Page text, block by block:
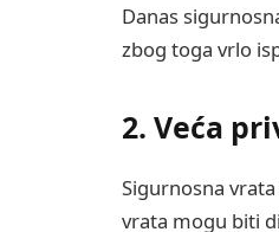
Danas
zbog toga vrlo
2. Veća
Sigurnosna
vrata mogu biti